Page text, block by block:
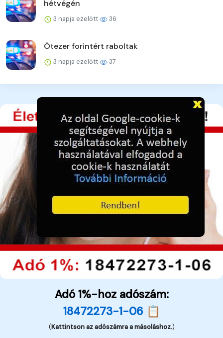
hétvégén
3 napja ezelőtt 36
Ötezer forintért raboltak
3 napja ezelőtt 37
Adó 1%-hoz adószám:
18472273-1-06 📋
(Kattintson az adószámra a másoláshoz.)